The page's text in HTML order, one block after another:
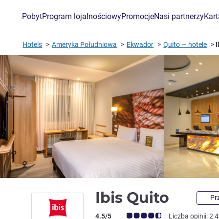
PobytProgram lojalnościowyPromocjeNasi partnerzy
Hotels Ameryka Południowa Ekwador Quito — hotele
Ibis Quito 3
Ocena klientów (Ocena ALL)
4.5/5 Liczba opinii: 2